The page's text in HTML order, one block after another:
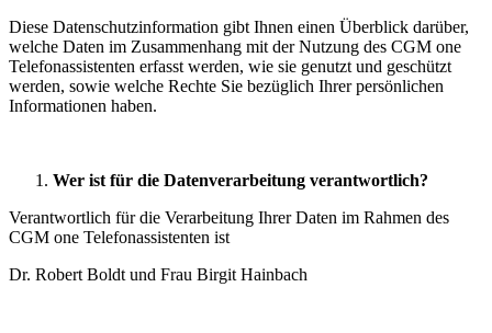
Diese Datenschutzinformation gibt Ihnen einen Überblick darüber,
welche Daten im Zusammenhang mit der Nutzung des CGM one
Telefonassistenten erfasst werden, wie sie genutzt und geschützt
werden, sowie welche Rechte Sie bezüglich Ihrer persönlichen
Informationen haben.
Wer ist für die Datenverarbeitung verantwortlich?
Verantwortlich für die Verarbeitung Ihrer Daten im Rahmen des
CGM one Telefonassistenten ist
Dr. Robert Boldt und Frau Birgit Hainbach